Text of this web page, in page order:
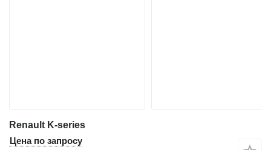
Renault K-series
Цена по запросу